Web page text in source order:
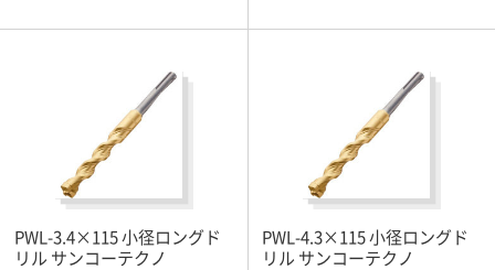
PWL-3.4×115 小径ロングド
リル サンコーテクノ
PWL-4.3×115 小径ロングド
リル サンコーテクノ